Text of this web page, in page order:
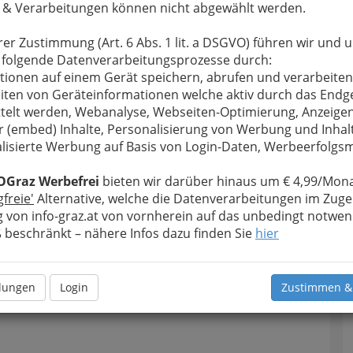
& Verarbeitungen können nicht abgewählt werden.
Zustimmung (Art. 6 Abs. 1 lit. a DSGVO) führen wir und
Datenverarbeitungsprozesse durch:
auf einem Gerät speichern, abrufen und
von Geräteinformationen welche aktiv durch das
werden, Webanalyse, Webseiten-Optimierung,
(embed) Inhalte, Personalisierung von Werbung und
Werbung auf Basis von Login-Daten,
Werbefrei bieten wir darüber hinaus um € 4,99/
Alternative, welche die Datenverarbeitungen im
von info-graz.at von vornherein auf das unbedingt
beschränkt – nähere Infos dazu finden Sie hier
Login Zustimmen
Ihre Nachricht wird nach dem Absenden
RRC Formation88 weitergeleitet.
Meine Nachricht